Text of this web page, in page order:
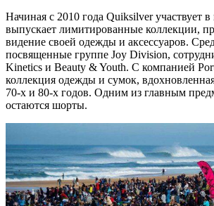
Начиная с 2010 года Quiksilver участвует
выпускает лимитированные коллекции,
видение своей одежды и аксессуаров.
посвященные группе Joy Division,
Kinetics и Beauty & Youth. С компанией
коллекция одежды и сумок,
70-х и 80-х годов. Одним из главным
остаются шорты.